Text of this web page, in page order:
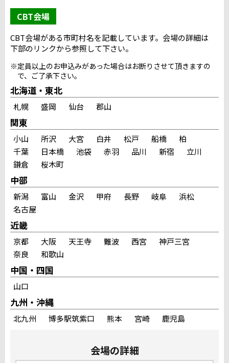
CBT会場
CBT会場がある市町村名を記載しています。会場の詳細は
下部のリンクから参照して下さい。
※定員以上のお申込みがあった場合はお断りさせて頂きますの
で、ご了承下さい。
北海道・東北
札幌 盛岡 仙台 郡山
関東
小山 所沢 大宮 白井 松戸 船橋
柏
千葉
日本橋 池袋 赤羽 品川 新宿
立川
鎌倉
桜木町
中部
新潟 富山 金沢 甲府 長野 岐阜
浜松
名古屋
近畿
京都 大阪 天王寺 難波 西宮
神戸三宮
奈良
和歌山
中国・四国
山口
九州・沖縄
北九州 博多駅筑紫口 熊本 宮崎 鹿児島
会場の詳細